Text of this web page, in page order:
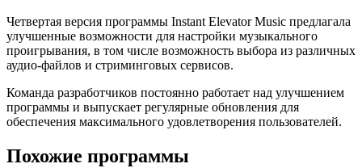
Четвертая версия программы Instant Elevator Music предлагала
улучшенные возможности для настройки музыкального
проигрывания, в том числе возможность выбора из различных
аудио-файлов и стриминговых сервисов.
Команда разработчиков постоянно работает над улучшением
программы и выпускает регулярные обновления для
обеспечения максимального удовлетворения пользователей.
Похожие программы